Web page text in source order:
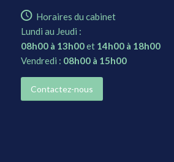
Horaires du cabinet
Lundi au Jeudi :
08h00 à 13h00et 14h00 à 18h00
Vendredi : 08h00 à 15h00
Contactez-nous